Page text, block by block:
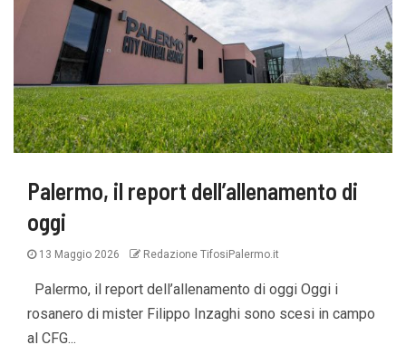
Palermo, il report dell’allenamento di
oggi
13 Maggio 2026 Redazione TifosiPalermo.it
Palermo, il report dell’allenamento di oggi Oggi i
rosanero di mister Filippo Inzaghi sono scesi in campo
al CFG...